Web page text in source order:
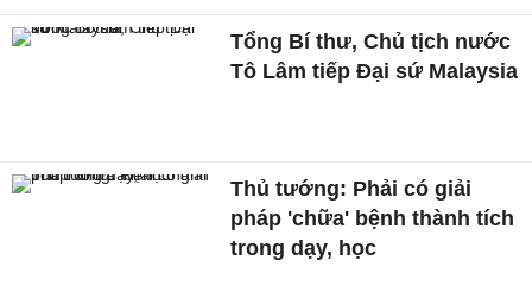
Tổng Bí thư, Chủ tịch nước
Tô Lâm tiếp Đại sứ Malaysia
Thủ tướng: Phải có giải
pháp 'chữa' bệnh thành tích
trong dạy, học